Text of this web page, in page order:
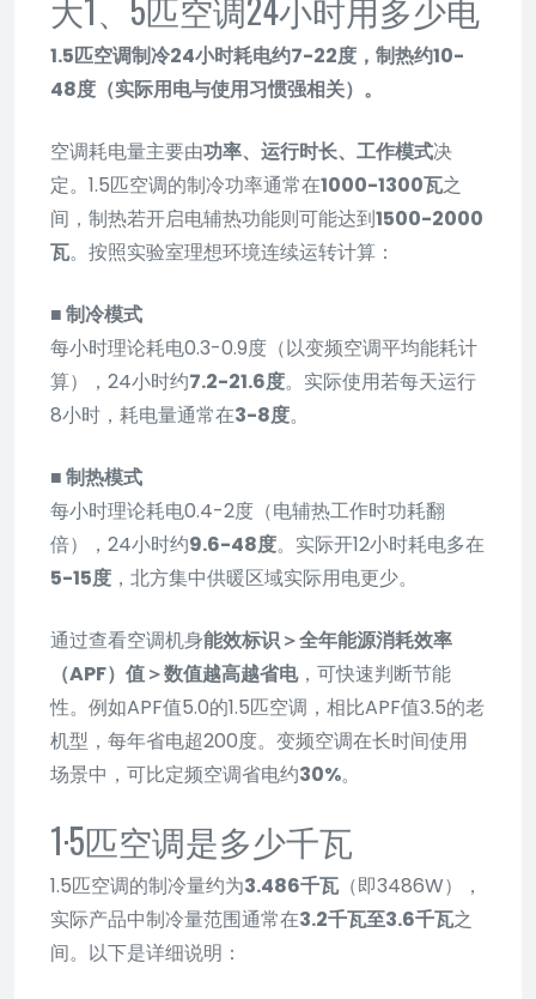
大1、5匹空调24小时用多少电
1.5匹空调制冷24小时耗电约7-22度，制热约10-
48度（实际用电与使用习惯强相关）。
空调耗电量主要由功率、运行时长、工作模式决
定。1.5匹空调的制冷功率通常在1000-1300瓦之
间，制热若开启电辅热功能则可能达到1500-2000
瓦。按照实验室理想环境连续运转计算：
■ 制冷模式
每小时理论耗电0.3-0.9度（以变频空调平均能耗计
算），24小时约7.2-21.6度。实际使用若每天运行
8小时，耗电量通常在3-8度。
■ 制热模式
每小时理论耗电0.4-2度（电辅热工作时功耗翻
倍），24小时约9.6-48度。实际开12小时耗电多在
5-15度 ，北方集中供暖区域实际用电更少。
通过查看空调机身能效标识＞全年能源消耗效率
（APF）值＞数值越高越省电，可快速判断节能
性。例如APF值5.0的1.5匹空调，相比APF值3.5的老
机型，每年省电超200度。变频空调在长时间使用
场景中，可比定频空调省电约30%。
1·5匹空调是多少千瓦
1.5匹空调的制冷量约为3.486千瓦（即3486W），
实际产品中制冷量范围通常在3.2千瓦至3.6千瓦之
间。以下是详细说明：